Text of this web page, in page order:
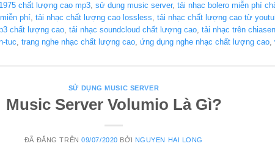
chất lượng cao mp3, sử dụng music server, tải nhạc bolero miễn phí
phí, tải nhạc chất lượng cao lossless, tải nhạc chất lượng cao từ
chất lượng cao, tải nhạc soundcloud chất lượng cao, tải nhạc trên
tuc, trang nghe nhạc chất lượng cao, ứng dụng nghe nhạc chất lượng cao,
SỬ DỤNG MUSIC SERVER
Music Server Volumio Là Gì?
ĐÃ ĐĂNG TRÊN09/07/2020 BỞI NGUYEN HAI LONG